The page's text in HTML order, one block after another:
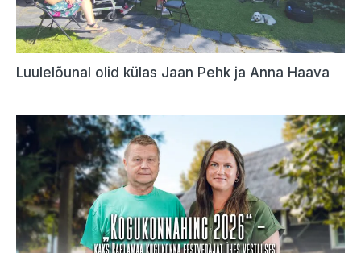
Luulelõunal olid külas Jaan Pehk ja Anna Haava